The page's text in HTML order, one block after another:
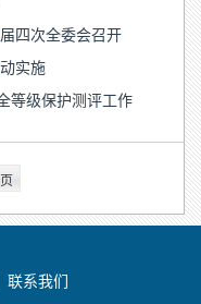
四次全委会召开
实施
等级保护测评工作
联系我们